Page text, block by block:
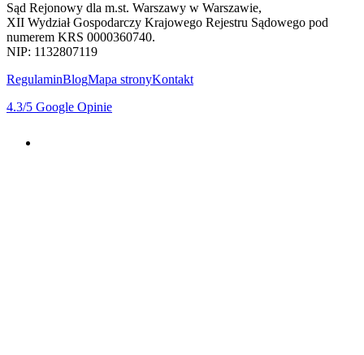
Sąd Rejonowy dla m.st. Warszawy w Warszawie,
XII Wydział Gospodarczy Krajowego Rejestru Sądowego pod
numerem KRS 0000360740.
NIP: 1132807119
RegulaminBlogMapa stronyKontakt
4.3/5 Google Opinie